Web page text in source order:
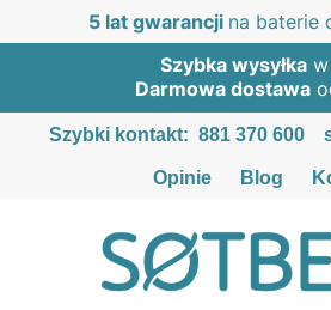
5 lat gwarancji na baterie
Szybka wysyłka
Darmowa dostawa
Szybki kontakt: 881 370 600
Opinie Blog